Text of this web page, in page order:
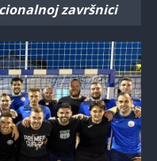
završnici